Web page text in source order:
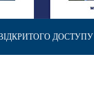
ДОСТУПУ